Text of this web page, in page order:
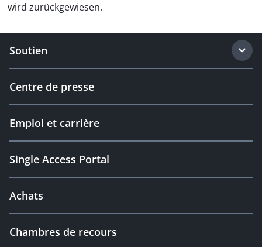
wird zurückgewiesen.
Soutien
Centre de presse
Emploi et carrière
Single Access Portal
Achats
Chambres de recours